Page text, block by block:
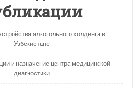
алкогольного холдинга в
Узбекистане
и назначение центра медицинской
диагностики